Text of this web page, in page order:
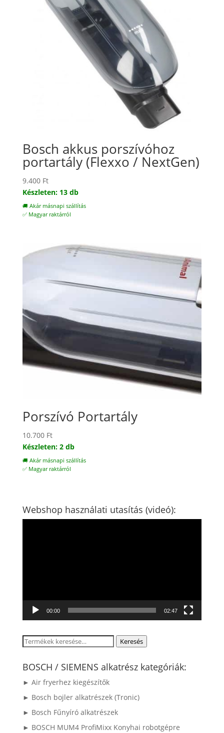
Bosch akkus porszívóhoz
portartály (Flexxo / NextGen)
9.400 Ft
Készleten: 13 db
🚚 Akár másnapi szállítás
✅ Magyar raktárról
Porszívó Portartály
10.700 Ft
Készleten: 2 db
🚚 Akár másnapi szállítás
✅ Magyar raktárról
Webshop használati utasítás (videó):
00:00 02:47
Keresés
következőre:
Keresés
BOSCH / SIEMENS alkatrész kategóriák:
► Air fryerhez kiegészítők
► Bosch bojler alkatrészek (Tronic)
► Bosch Fűnyíró alkatrészek
► BOSCH MUM4 ProfiMixx Konyhai robotgépre